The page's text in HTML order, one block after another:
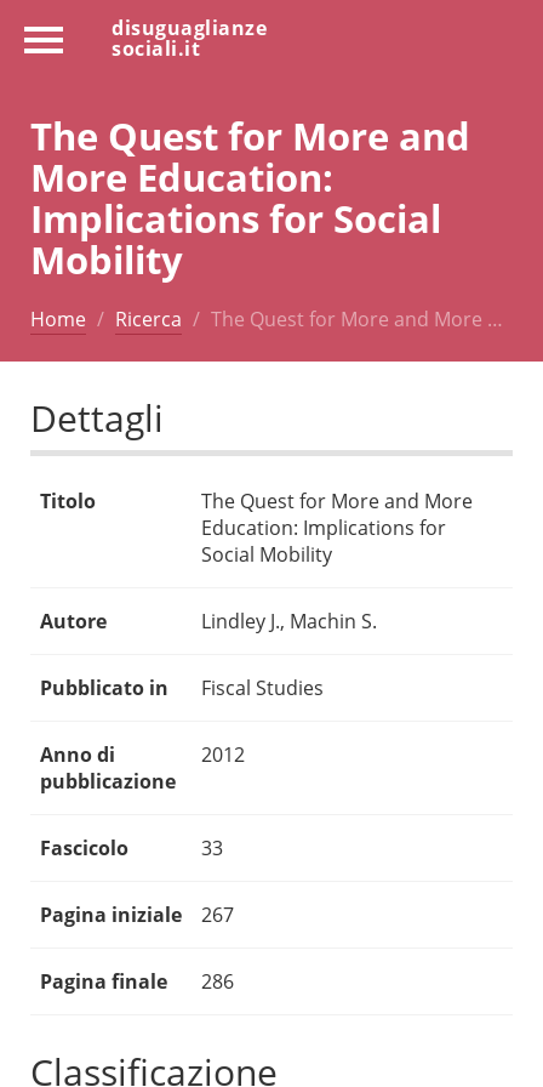
disuguaglianze
sociali.it
The Quest for More and
More Education:
Implications for Social
Mobility
Home Ricerca The Quest for More and More …
Dettagli
Titolo
The Quest for More and More
Education: Implications for
Social Mobility
Autore Lindley J., Machin S.
Pubblicato in Fiscal Studies
Anno di
pubblicazione
2012
Fascicolo 33
Pagina iniziale 267
Pagina finale 286
Classificazione